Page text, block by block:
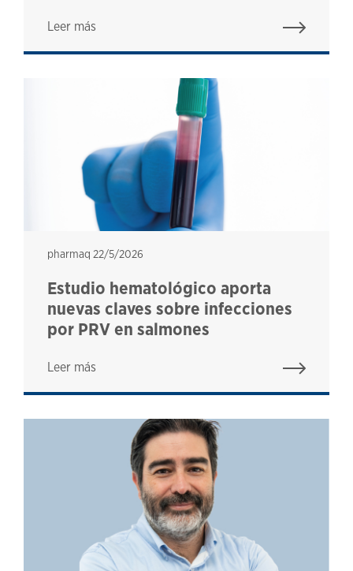
Leer más
pharmaq
pharmaq 22/5/2026
Estudio hematológico aporta
nuevas claves sobre infecciones
por PRV en salmones
Leer más